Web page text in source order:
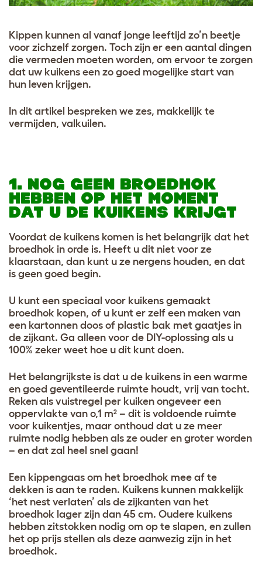
Kippen kunnen al vanaf jonge leeftijd zo’n beetje
voor zichzelf zorgen. Toch zijn er een aantal dingen
die vermeden moeten worden, om ervoor te zorgen
dat uw kuikens een zo goed mogelijke start van
hun leven krijgen.
In dit artikel bespreken we zes, makkelijk te
vermijden, valkuilen.
1. NOG GEEN BROEDHOK
HEBBEN OP HET MOMENT
DAT U DE KUIKENS KRIJGT
Voordat de kuikens komen is het belangrijk dat het
broedhok in orde is. Heeft u dit niet voor ze
klaarstaan, dan kunt u ze nergens houden, en dat
is geen goed begin.
U kunt een speciaal voor kuikens gemaakt
broedhok kopen, of u kunt er zelf een maken van
een kartonnen doos of plastic bak met gaatjes in
de zijkant. Ga alleen voor de DIY-oplossing als u
100% zeker weet hoe u dit kunt doen.
Het belangrijkste is dat u de kuikens in een warme
en goed geventileerde ruimte houdt, vrij van tocht.
Reken als vuistregel per kuiken ongeveer een
oppervlakte van o,1 m² – dit is voldoende ruimte
voor kuikentjes, maar onthoud dat u ze meer
ruimte nodig hebben als ze ouder en groter worden
– en dat zal heel snel gaan!
Een kippengaas om het broedhok mee af te
dekken is aan te raden. Kuikens kunnen makkelijk
‘het nest verlaten’ als de zijkanten van het
broedhok lager zijn dan 45 cm. Oudere kuikens
hebben zitstokken nodig om op te slapen, en zullen
het op prijs stellen als deze aanwezig zijn in het
broedhok.